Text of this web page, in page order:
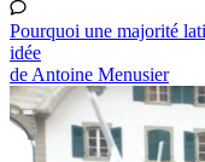
Pourquoi une majorité
idée
de Antoine Menusier